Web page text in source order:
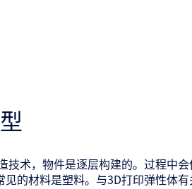
技术，物件是逐层构建的。过程中
的材料是塑料。与3D打印弹性体